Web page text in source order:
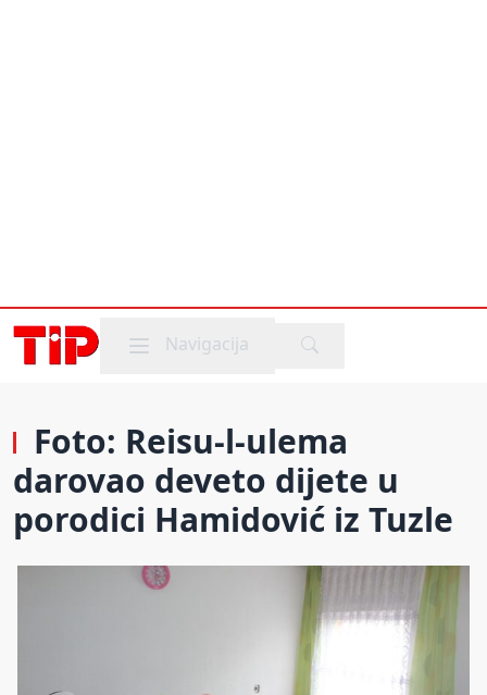
Mobile menu
Navigacija
Foto: Reisu-l-ulema
darovao deveto dijete u
porodici Hamidović iz Tuzle